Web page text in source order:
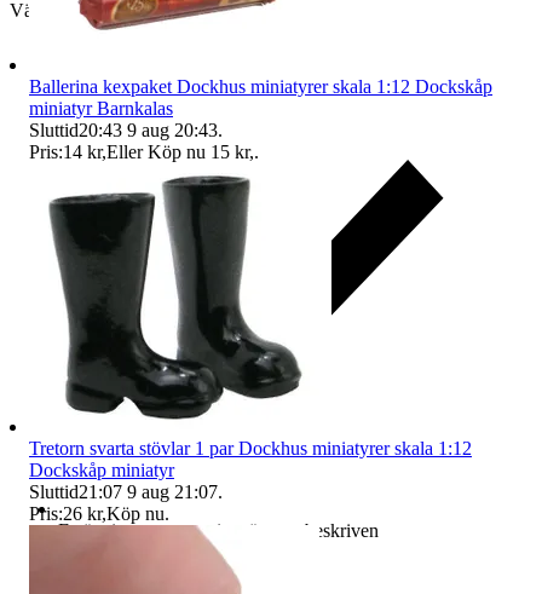
Välj till köparskydd
Ersättning om varan inte är som beskriven
Ballerina kexpaket Dockhus miniatyrer skala 1:12 Dockskåp
miniatyr Barnkalas
Sluttid20:43 9 aug 20:43.
Pris:14 kr,Eller Köp nu 15 kr,.
Tretorn svarta stövlar 1 par Dockhus miniatyrer skala 1:12
Dockskåp miniatyr
Sluttid21:07 9 aug 21:07.
Pris:26 kr,Köp nu.